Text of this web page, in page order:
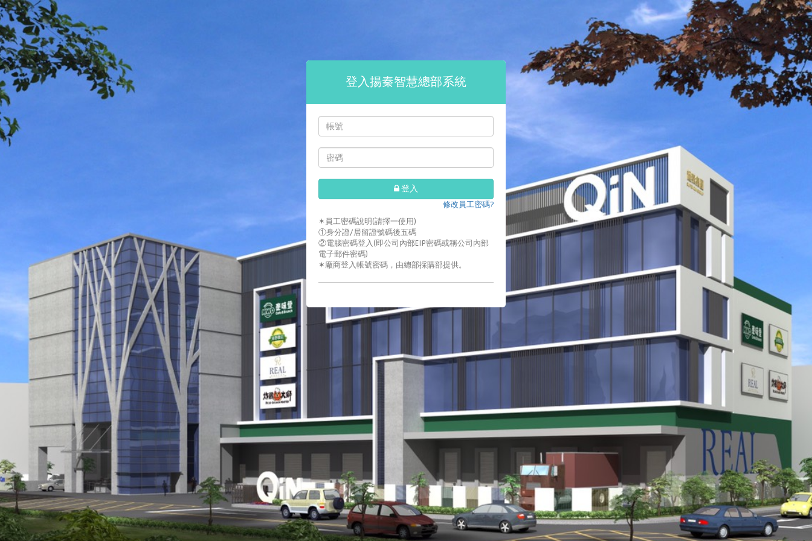
登入揚秦智慧總部系統
登入
修改員工密碼?
✶員工密碼說明(請擇一使用)
①身分證/居留證號碼後五碼
②電腦密碼登入(即公司內部EIP密碼或稱公司內部
電子郵件密碼)
✶廠商登入帳號密碼，由總部採購部提供。